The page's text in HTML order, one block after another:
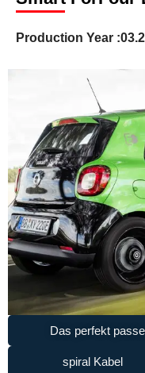
Production Year :
Das perfekt
spiral Kabel